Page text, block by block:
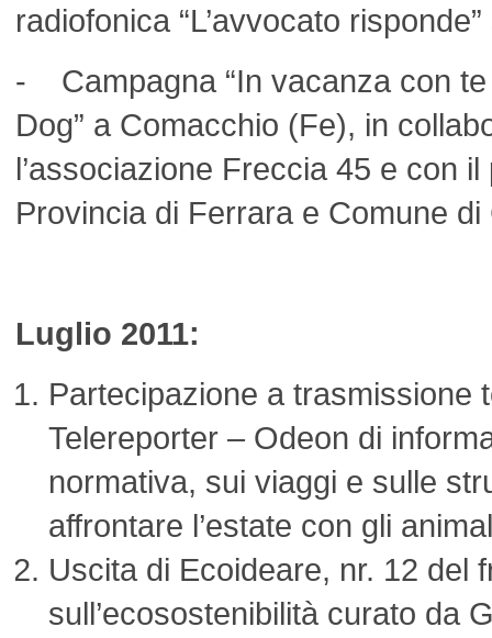
radiofonica “L’avvocato
- Campagna “In vacanza con te
Dog” a Comacchio (Fe), in
l’associazione Freccia 45 e con
Provincia di Ferrara e Comune
Luglio 2011:
Partecipazione a trasmissione
Telereporter – Odeon di
normativa, sui viaggi e sulle
affrontare l’estate con gli
Uscita di Ecoideare, nr. 12 del
sull’ecosostenibilità curato da